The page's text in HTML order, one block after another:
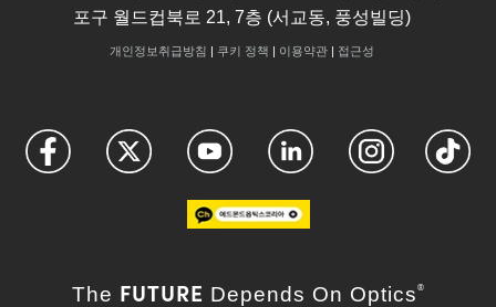
포구 월드컵북로 21, 7층 (서교동, 풍성빌딩)
개인정보취급방침 | 쿠키 정책 | 이용약관| 접근성
The FUTURE Depends On Optics ®